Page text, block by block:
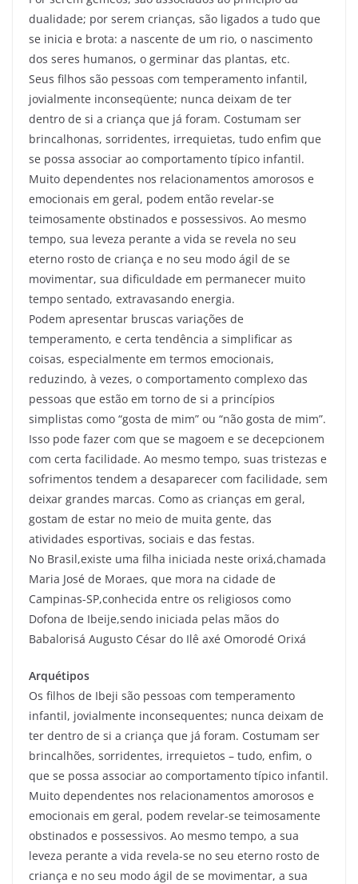
dualidade; por serem crianças, são ligados a tudo que
se inicia e brota: a nascente de um rio, o nascimento
dos seres humanos, o germinar das plantas, etc.
Seus filhos são pessoas com temperamento infantil,
jovialmente inconseqüente; nunca deixam de ter
dentro de si a criança que já foram. Costumam ser
brincalhonas, sorridentes, irrequietas, tudo enfim que
se possa associar ao comportamento típico infantil.
Muito dependentes nos relacionamentos amorosos e
emocionais em geral, podem então revelar-se
teimosamente obstinados e possessivos. Ao mesmo
tempo, sua leveza perante a vida se revela no seu
eterno rosto de criança e no seu modo ágil de se
movimentar, sua dificuldade em permanecer muito
tempo sentado, extravasando energia.
Podem apresentar bruscas variações de
temperamento, e certa tendência a simplificar as
coisas, especialmente em termos emocionais,
reduzindo, à vezes, o comportamento complexo das
pessoas que estão em torno de si a princípios
simplistas como “gosta de mim” ou “não gosta de mim”.
Isso pode fazer com que se magoem e se decepcionem
com certa facilidade. Ao mesmo tempo, suas tristezas e
sofrimentos tendem a desaparecer com facilidade, sem
deixar grandes marcas. Como as crianças em geral,
gostam de estar no meio de muita gente, das
atividades esportivas, sociais e das festas.
No Brasil,existe uma filha iniciada neste orixá,chamada
Maria José de Moraes, que mora na cidade de
Campinas-SP,conhecida entre os religiosos como
Dofona de Ibeije,sendo iniciada pelas mãos do
Babalorisá Augusto César do Ilê axé Omorodé Orixá
Arquétipos
Os filhos de Ibeji são pessoas com temperamento
infantil, jovialmente inconsequentes; nunca deixam de
ter dentro de si a criança que já foram. Costumam ser
brincalhões, sorridentes, irrequietos – tudo, enfim, o
que se possa associar ao comportamento típico infantil.
Muito dependentes nos relacionamentos amorosos e
emocionais em geral, podem revelar-se teimosamente
obstinados e possessivos. Ao mesmo tempo, a sua
leveza perante a vida revela-se no seu eterno rosto de
criança e no seu modo ágil de se movimentar, a sua